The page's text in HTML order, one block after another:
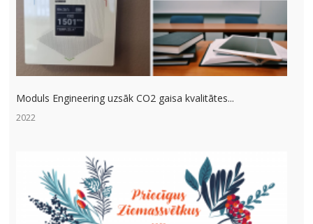
Moduls Engineering uzsāk CO2 gaisa kvalitātes...
2022